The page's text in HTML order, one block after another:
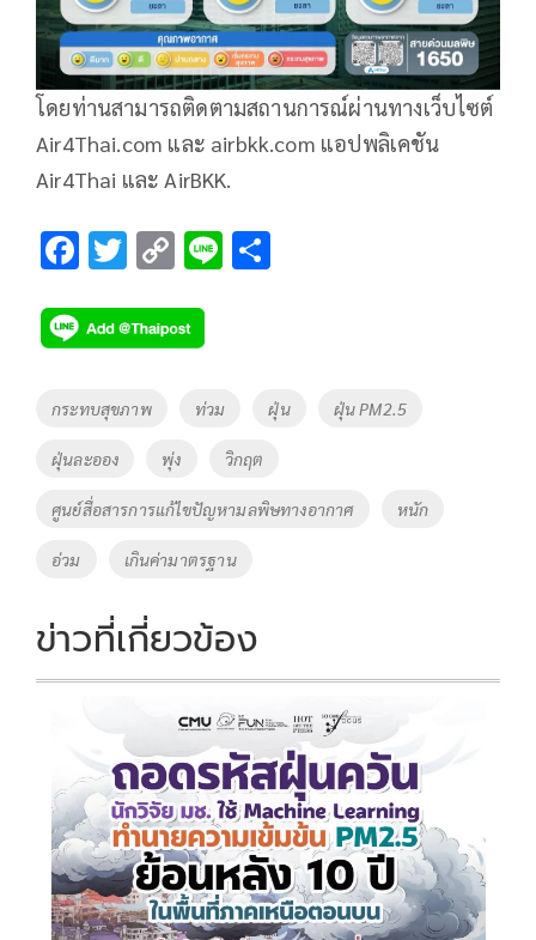
โดยท่านสามารถติดตามสถานการณ์ผ่านทางเว็บไซต์
Air4Thai.com และ airbkk.com แอปพลิเคชัน
Air4Thai และ AirBKK.
F
e
b
o
k
T
tt
er
C
p
y
Li
k
Li
Tags
กระทบสุขภาพ ท่วม ฝุ่น ฝุ่น PM2.5
ฝุ่นละออง พุ่ง วิกฤต
ศูนย์สื่อสารการแก้ไขปัญหามลพิษทางอากาศ หนัก
อ่วม เกินค่ามาตรฐาน
ข่าวที่เกี่ยวข้อง